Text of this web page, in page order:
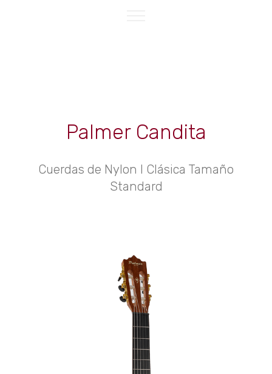
Palmer Candita
Cuerdas de Nylon l Clásica Tamaño
Standard